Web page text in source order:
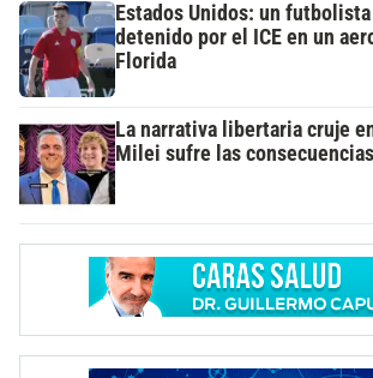
Estados Unidos: un
detenido por el ICE en un
Florida
La narrativa libertaria cruje
Milei sufre las